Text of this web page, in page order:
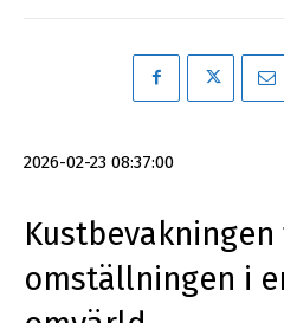
2026-02-23 08:37:00
omställningen i